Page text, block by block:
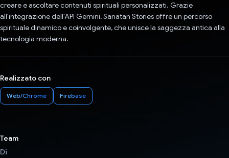
creare e ascoltare contenuti spirituali personalizzati. Grazie
all'integrazione dell'API Gemini, Sanatan Stories offre un percorso
spirituale dinamico e coinvolgente, che unisce la saggezza antica alla
tecnologia moderna.
Realizzato con
Web/Chrome Firebase
Team
Di